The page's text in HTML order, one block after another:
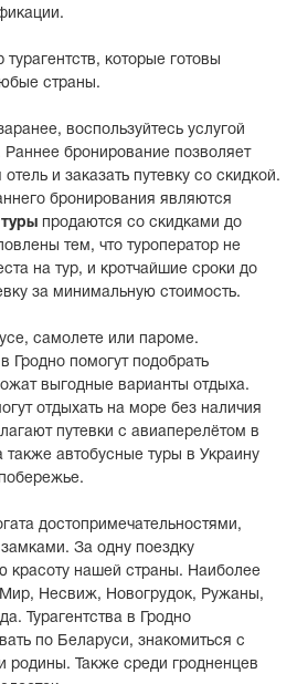
которые готовы
страны.
воспользуйтесь услугой
Раннее бронирование позволяет
и заказать путевку со скидкой.
бронирования являются
продаются со скидками до
тем, что туроператор не
на тур, и кротчайшие сроки до
за минимальную стоимость.
самолете или пароме.
Гродно помогут подобрать
выгодные варианты отдыха.
отдыхать на море без наличия
путевки с авиаперелётом в
автобусные туры в Украину
достопримечательностями,
За одну поездку
красоту нашей страны. Наиболее
Несвиж, Новогрудок, Ружаны,
Турагентства в Гродно
по Беларуси, знакомиться с
родины. Также среди гродненцев